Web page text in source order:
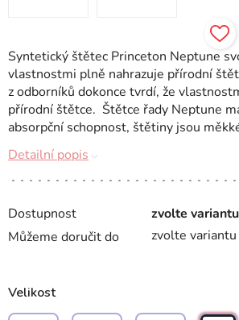
Dostupnost
zvolte variantu
Můžeme doručit do
zvolte variantu
Velikost
Syntetický štětec Princeton Neptune
vlastnostmi plně nahrazuje přírodní
z odborníků dokonce tvrdí, že
přírodní štětce. Štětce řady Neptune
absorpční schopnost, štětiny jsou
Detailní popis